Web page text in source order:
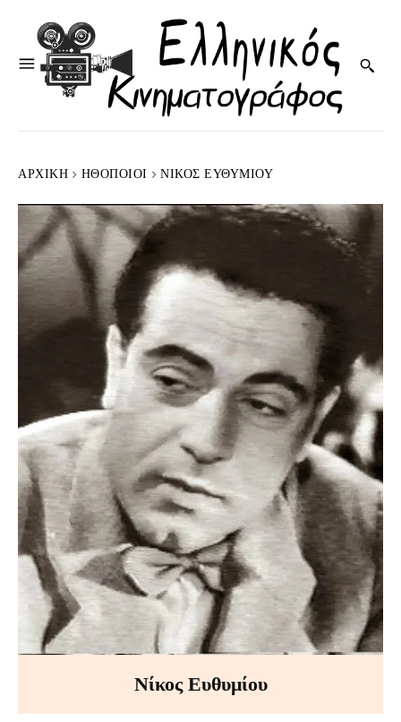
ΑΡΧΙΚΉ HΘΟΠΟΙΟΊ ΝΊΚΟΣ ΕΥΘΥΜΊΟΥ
Νίκος Ευθυμίου